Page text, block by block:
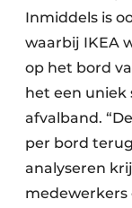
Inmiddels is
waarbij IKEA
op het bord
het een uniek
afvalband.
per bord
analyseren
medewerkers